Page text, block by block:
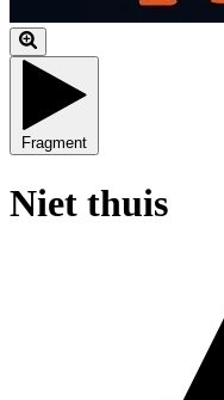
Fragment
Niet thuis